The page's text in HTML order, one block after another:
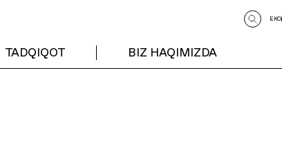
TADQIQOT BIZ HAQIMIZDA
EKO